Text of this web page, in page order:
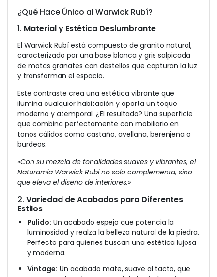
¿Qué Hace Único al Warwick Rubí?
1. Material y Estética Deslumbrante
El Warwick Rubí está compuesto de granito natural,
caracterizado por una base blanca y gris salpicada
de motas granates con destellos que capturan la luz
y transforman el espacio.
Este contraste crea una estética vibrante que
ilumina cualquier habitación y aporta un toque
moderno y atemporal. ¿El resultado? Una superficie
que combina perfectamente con mobiliario en
tonos cálidos como castaño, avellana, berenjena o
burdeos.
«Con su mezcla de tonalidades suaves y vibrantes, el
Naturamia Warwick Rubi no solo complementa, sino
que eleva el diseño de interiores.»
2. Variedad de Acabados para Diferentes
Estilos
Pulido: Un acabado espejo que potencia la
luminosidad y realza la belleza natural de la piedra.
Perfecto para quienes buscan una estética lujosa
y moderna.
Vintage: Un acabado mate, suave al tacto, que